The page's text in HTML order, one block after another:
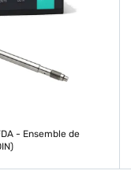
- Ensemble de